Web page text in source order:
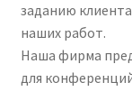
заданию
наших работ.
Наша фирма
для